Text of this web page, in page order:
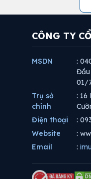
CÔNG TY
MSDN
:
01/
Trụ sở
chính
: 16
Điện thoại
:
Website
:
Email
: